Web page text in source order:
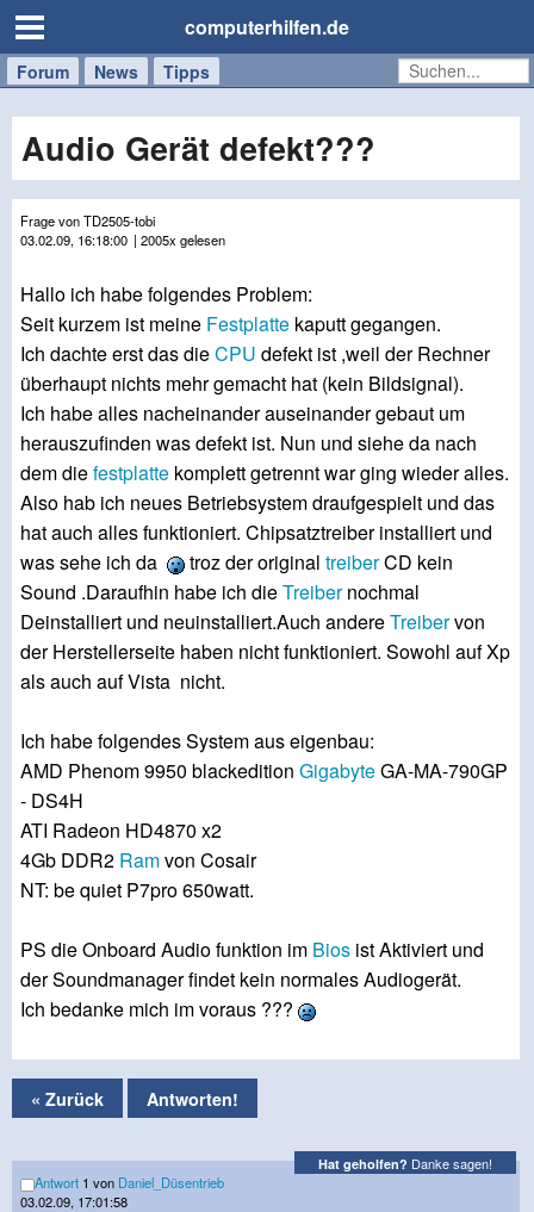
computerhilfen.de
Forum News Tipps
Handy
Tablet
Windows
Mac
Audio Gerät defekt???
Frage von TD2505-tobi
03.02.09, 16:18:00 | 2005x gelesen
Hallo ich habe folgendes Problem:
Seit kurzem ist meine Festplatte kaputt gegangen.
Ich dachte erst das dieCPU defekt ist ,weil der Rechner
überhaupt nichts mehr gemacht hat (kein Bildsignal).
Ich habe alles nacheinander auseinander gebaut um
herauszufinden was defekt ist. Nun und siehe da nach
dem diefestplatte komplett getrennt war ging wieder alles.
Also hab ich neues Betriebsystem draufgespielt und das
hat auch alles funktioniert. Chipsatztreiber installiert und
was sehe ich da
troz der original treiberCD kein
Sound .Daraufhin habe ich dieTreibernochmal
Deinstalliert und neuinstalliert.Auch andereTreibervon
der Herstellerseite haben nicht funktioniert. Sowohl auf Xp
als auch auf Vista nicht.
Ich habe folgendes System aus eigenbau:
AMD Phenom 9950 blackedition GigabyteGA-MA-790GP
- DS4H
ATI Radeon HD4870 x2
4Gb DDR2 Ramvon Cosair
NT: be quiet P7pro 650watt.
PS die Onboard Audio funktion im Bios ist Aktiviert und
der Soundmanager findet kein normales Audiogerät.
Ich bedanke mich im voraus ???
« Zurück Antworten!
Hat geholfen? Danke sagen!
Antwort 1 von Daniel_Düsentrieb
03.02.09, 17:01:58